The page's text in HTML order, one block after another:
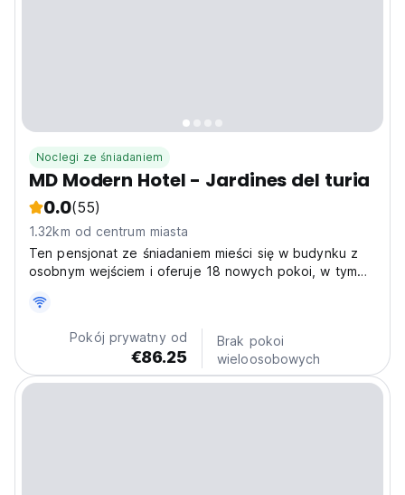
Noclegi ze śniadaniem
MD Modern Hotel - Jardines del turia
0.0(55)
1.32km od centrum miasta
Ten pensjonat ze śniadaniem mieści się w budynku z
osobnym wejściem i oferuje 18 nowych pokoi, w tym
podwójnym i łóżkami pojedynczymi.
Pokój prywatny od
€86.25
Brak pokoi
wieloosobowych